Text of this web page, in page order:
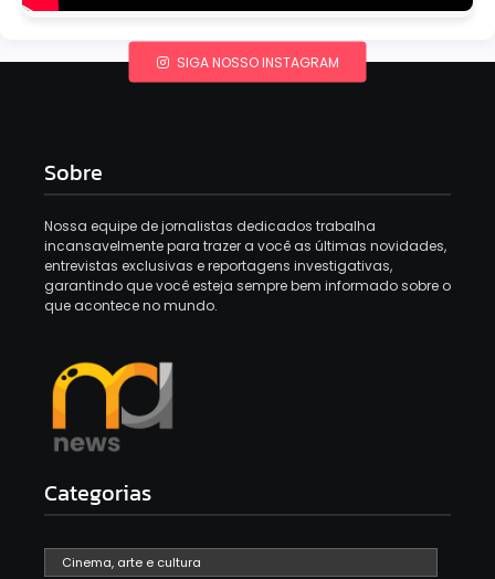
SIGA NOSSO INSTAGRAM
Sobre
Nossa equipe de jornalistas dedicados trabalha
incansavelmente para trazer a você as últimas novidades,
entrevistas exclusivas e reportagens investigativas,
garantindo que você esteja sempre bem informado sobre o
que acontece no mundo.
Categorias
Cinema, arte e cultura